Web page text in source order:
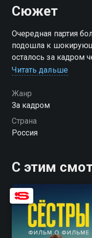
Сюжет
Очередная партия
подошла к
осталось за кадром
Ефремов изменился
Петербург и
«Белая вечеринка»?
Читать дальше
Жанр
За кадром
Страна
Россия
С этим